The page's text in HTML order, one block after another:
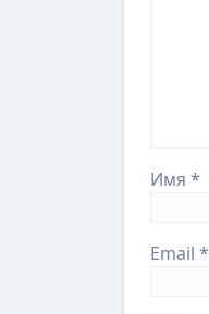
Имя *
Email *